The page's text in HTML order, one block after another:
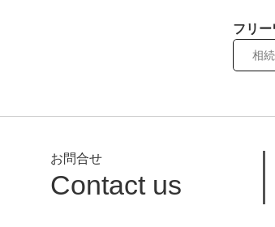
フリー
お問合せ
Contact us